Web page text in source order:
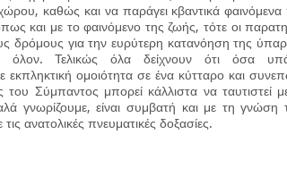
καθώς και να παράγει κβαντικά φαινόμενα
και με το φαινόμενο της ζωής, τότε οι
δρόμους για την ευρύτερη κατανόηση της
όλον. Τελικώς όλα δείχνουν ότι όσα
με εκπληκτική ομοιότητα σε ένα κύτταρο και
του Σύμπαντος μπορεί κάλλιστα να ταυτιστεί
γνωρίζουμε, είναι συμβατή και με τη γνώση
ανατολικές πνευματικές δοξασίες.